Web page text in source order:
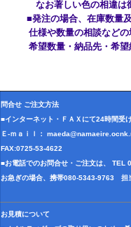
なお著しい色の相違は御座
■発注の場合、在庫数量及
仕様や数量の相談などの
希望数量・納品先・希望納
問合せ ご注文方法
■インターネット・ＦＡＸにて24時間受
Ｅ-ｍａｉｌ：
FAX:0725-53-4622
■お電話でのお問合せ・ご注文は、
お急ぎの場合、携帯080-5343-9763 担
お見積について